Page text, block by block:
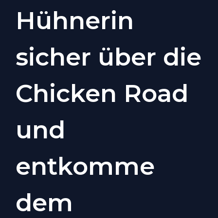
Hühnerin
sicher über die
Chicken Road
und
entkomme
dem